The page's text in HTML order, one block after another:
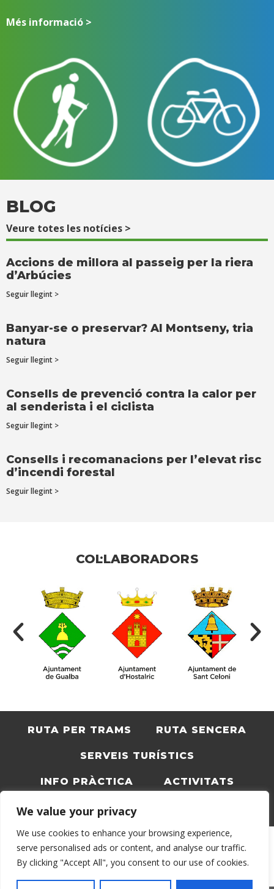
We value your privacy
We use cookies to enhance your browsing experience,
serve personalised ads or content, and analyse our traffic.
By clicking "Accept All", you consent to our use of cookies.
Més informació >
BLOG
Veure totes les notícies >
Accions de millora al passeig per la riera
d’Arbúcies
Seguir llegint >
Banyar-se o preservar? Al Montseny, tria
natura
Seguir llegint >
Consells de prevenció contra la calor per
al senderista i el ciclista
Seguir llegint >
Consells i recomanacions per l’elevat risc
d’incendi forestal
Seguir llegint >
COL·LABORADORS
RUTA PER TRAMS RUTA SENCERA
SERVEIS TURÍSTICS
INFO PRÀCTICA ACTIVITATS
BLOC